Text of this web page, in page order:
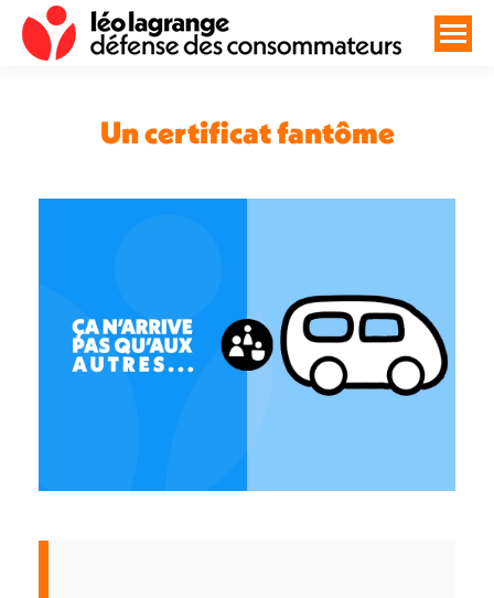
Un certificat fantôme